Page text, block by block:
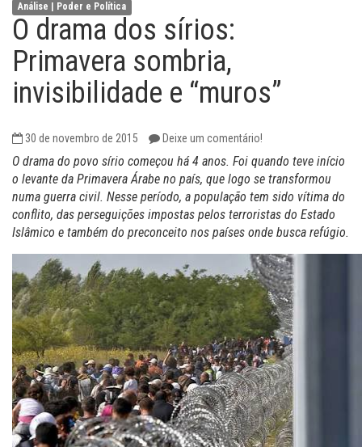
Análise | Poder e Política
O drama dos sírios:
Primavera sombria,
invisibilidade e “muros”
30 de novembro de 2015 Deixe um comentário!
O drama do povo sírio começou há 4 anos. Foi quando teve início
o levante da Primavera Árabe no país, que logo se transformou
numa guerra civil. Nesse período, a população tem sido vítima do
conflito, das perseguições impostas pelos terroristas do Estado
Islâmico e também do preconceito nos países onde busca refúgio.